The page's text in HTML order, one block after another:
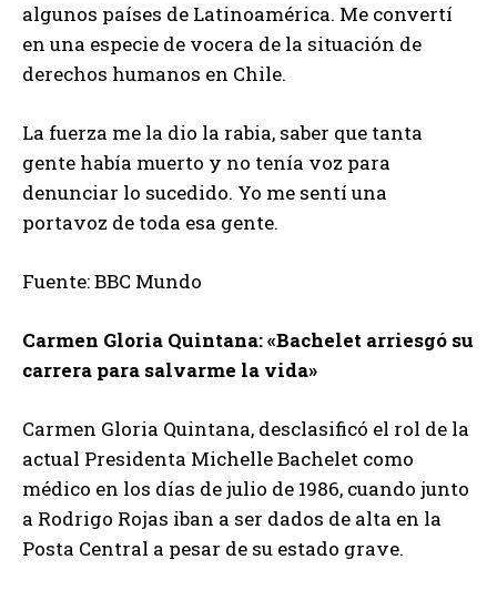
algunos países de Latinoamérica. Me convertí
en una especie de vocera de la situación de
derechos humanos en Chile.
La fuerza me la dio la rabia, saber que tanta
gente había muerto y no tenía voz para
denunciar lo sucedido. Yo me sentí una
portavoz de toda esa gente.
Fuente: BBC Mundo
Carmen Gloria Quintana: «Bachelet arriesgó su
carrera para salvarme la vida»
Carmen Gloria Quintana, desclasificó el rol de la
actual Presidenta Michelle Bachelet como
médico en los días de julio de 1986, cuando junto
a Rodrigo Rojas iban a ser dados de alta en la
Posta Central a pesar de su estado grave.